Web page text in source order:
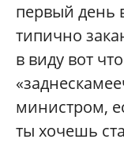
первый день
типично
в виду вот
министром,
ты хочешь